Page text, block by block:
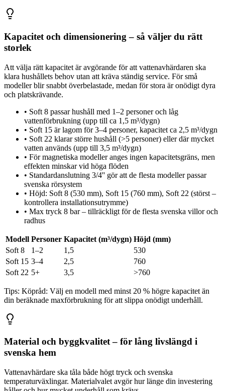
Kapacitet och dimensionering – så väljer du rätt
storlek
Att välja rätt kapacitet är avgörande för att vattenavhärdaren ska
klara hushållets behov utan att kräva ständig service. För små
modeller blir snabbt överbelastade, medan för stora är onödigt dyra
och platskrävande.
• Soft 8 passar hushåll med 1–2 personer och låg
vattenförbrukning (upp till ca 1,5 m³/dygn)
• Soft 15 är lagom för 3–4 personer, kapacitet ca 2,5 m³/dygn
• Soft 22 klarar större hushåll (>5 personer) eller där mycket
vatten används (upp till 3,5 m³/dygn)
• För magnetiska modeller anges ingen kapacitetsgräns, men
effekten minskar vid höga flöden
• Standardanslutning 3/4'' gör att de flesta modeller passar
svenska rörsystem
• Höjd: Soft 8 (530 mm), Soft 15 (760 mm), Soft 22 (störst –
kontrollera installationsutrymme)
• Max tryck 8 bar – tillräckligt för de flesta svenska villor och
radhus
Modell Personer Kapacitet (m³/dygn) Höjd (mm)
Soft 8
1–2 1,5
530
Soft 15 3–4 2,5
760
Soft 22 5+ 3,5 >760
Tips: Köpråd: Välj en modell med minst 20 % högre kapacitet än
din beräknade maxförbrukning för att slippa onödigt underhåll.
Material och byggkvalitet – för lång livslängd i
svenska hem
Vattenavhärdare ska tåla både högt tryck och svenska
temperaturväxlingar. Materialvalet avgör hur länge din investering